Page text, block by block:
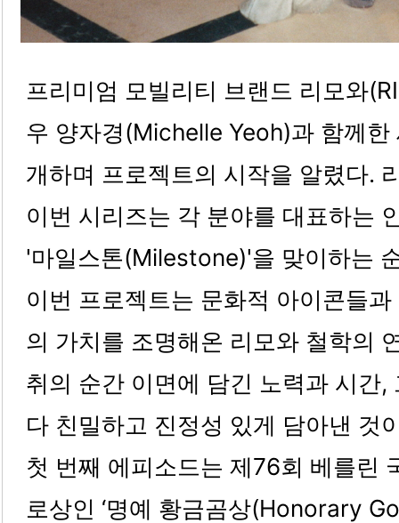
프리미엄 모빌리티 브랜드 리모와
우 양자경(Michelle Yeoh)과 함께
개하며 프로젝트의 시작을 알렸다.
이번 시리즈는 각 분야를 대표하는
'마일스톤(Milestone)'을 맞이하는
이번 프로젝트는 문화적 아이콘들
의 가치를 조명해온 리모와 철학의
취의 순간 이면에 담긴 노력과 시간,
다 친밀하고 진정성 있게 담아낸 것
첫 번째 에피소드는 제76회 베를린
로상인 ‘명예 황금곰상(Honorary